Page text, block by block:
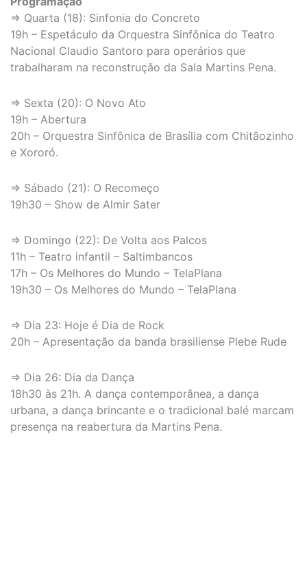
⇒ Quarta (18): Sinfonia do Concreto
19h – Espetáculo da Orquestra Sinfônica do Teatro
Nacional Claudio Santoro para operários que
trabalharam na reconstrução da Sala Martins Pena.
⇒ Sexta (20): O Novo Ato
19h – Abertura
20h – Orquestra Sinfônica de Brasília com Chitãozinho
e Xororó.
⇒ Sábado (21): O Recomeço
19h30 – Show de Almir Sater
⇒ Domingo (22): De Volta aos Palcos
11h – Teatro infantil – Saltimbancos
17h – Os Melhores do Mundo – TelaPlana
19h30 – Os Melhores do Mundo – TelaPlana
⇒ Dia 23: Hoje é Dia de Rock
20h – Apresentação da banda brasiliense Plebe Rude
⇒ Dia 26: Dia da Dança
18h30 às 21h. A dança contemporânea, a dança
urbana, a dança brincante e o tradicional balé marcam
presença na reabertura da Martins Pena.